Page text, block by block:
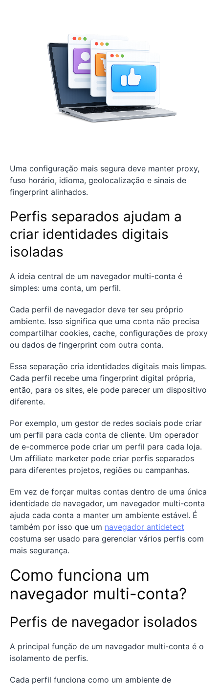
Uma configuração mais segura deve manter proxy,
fuso horário, idioma, geolocalização e sinais de
fingerprint alinhados.
Perfis separados ajudam a
criar identidades digitais
isoladas
A ideia central de um navegador multi-conta é
simples: uma conta, um perfil.
Cada perfil de navegador deve ter seu próprio
ambiente. Isso significa que uma conta não precisa
compartilhar cookies, cache, configurações de proxy
ou dados de fingerprint com outra conta.
Essa separação cria identidades digitais mais limpas.
Cada perfil recebe uma fingerprint digital própria,
então, para os sites, ele pode parecer um dispositivo
diferente.
Por exemplo, um gestor de redes sociais pode criar
um perfil para cada conta de cliente. Um operador
de e-commerce pode criar um perfil para cada loja.
Um affiliate marketer pode criar perfis separados
para diferentes projetos, regiões ou campanhas.
Em vez de forçar muitas contas dentro de uma única
identidade de navegador, um navegador multi-conta
ajuda cada conta a manter um ambiente estável. É
também por isso que um navegador antidetect
costuma ser usado para gerenciar vários perfis com
mais segurança.
Como funciona um
navegador multi-conta?
Perfis de navegador isolados
A principal função de um navegador multi-conta é o
isolamento de perfis.
Cada perfil funciona como um ambiente de